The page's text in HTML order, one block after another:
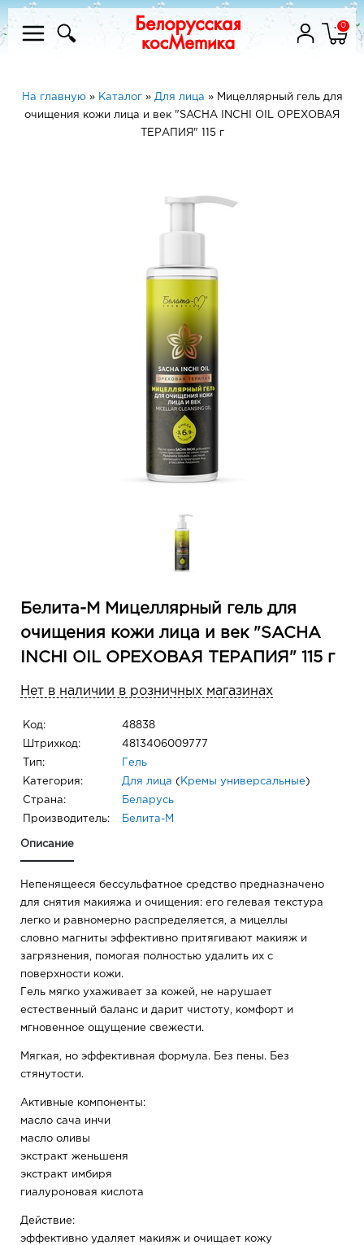
0
На главную» Каталог» Для лица » Мицеллярный гель для
очищения кожи лица и век "SACHA INCHI OIL ОРЕХОВАЯ
ТЕРАПИЯ" 115 г
Белита-М Мицеллярный гель для
очищения кожи лица и век "SACHA
INCHI OIL ОРЕХОВАЯ ТЕРАПИЯ" 115 г
Нет в наличии в розничных магазинах
Код: 48838
Штрихкод: 4813406009777
Тип: Гель
Категория: Для лица ( Кремы универсальные )
Страна: Беларусь
Производитель: Белита-М
Описание
Непенящееся бессульфатное средство предназначено
для снятия макияжа и очищения: его гелевая текстура
легко и равномерно распределяется, а мицеллы
словно магниты эффективно притягивают макияж и
загрязнения, помогая полностью удалить их с
поверхности кожи.
Гель мягко ухаживает за кожей, не нарушает
естественный баланс и дарит чистоту, комфорт и
мгновенное ощущение свежести.
Мягкая, но эффективная формула. Без пены. Без
стянутости.
Активные компоненты:
масло сача инчи
масло оливы
экстракт женьшеня
экстракт имбиря
гиалуроновая кислота
Действие:
эффективно удаляет макияж и очищает кожу